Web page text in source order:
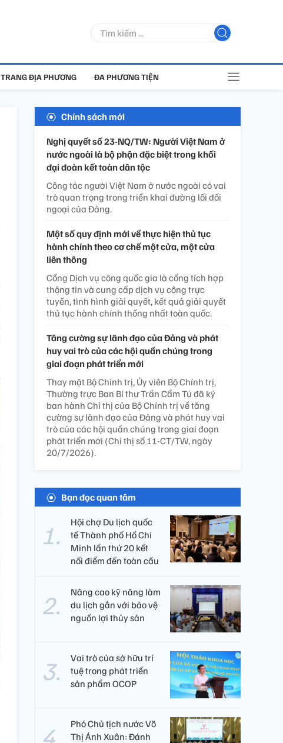
TRANG ĐỊA PHƯƠNG ĐA PHƯƠNG TIỆN
Chính sách mới
Nghị quyết số 23-NQ/TW: Người Việt Nam ở
nước ngoài là bộ phận đặc biệt trong khối
đại đoàn kết toàn dân tộc
Công tác người Việt Nam ở nước ngoài có vai
trò quan trọng trong triển khai đường lối đối
ngoại của Đảng.
Một số quy định mới về thực hiện thủ tục
hành chính theo cơ chế một cửa, một cửa
liên thông
Cổng Dịch vụ công quốc gia là cổng tích hợp
thông tin và cung cấp dịch vụ công trực
tuyến, tình hình giải quyết, kết quả giải quyết
thủ tục hành chính thống nhất toàn quốc.
Tăng cường sự lãnh đạo của Đảng và phát
huy vai trò của các hội quần chúng trong
giai đoạn phát triển mới
Thay mặt Bộ Chính trị, Ủy viên Bộ Chính trị,
Thường trực Ban Bí thư Trần Cẩm Tú đã ký
ban hành Chỉ thị của Bộ Chính trị về tăng
cường sự lãnh đạo của Đảng và phát huy vai
trò của các hội quần chúng trong giai đoạn
phát triển mới (Chỉ thị số 11-CT/TW, ngày
20/7/2026).
Bạn đọc quan tâm
Hội chợ Du lịch quốc
tế Thành phố Hồ Chí
Minh lần thứ 20 kết
nối điểm đến toàn cầu
Nâng cao kỹ năng làm
du lịch gắn với bảo vệ
nguồn lợi thủy sản
Vai trò của sở hữu trí
tuệ trong phát triển
sản phẩm OCOP
Phó Chủ tịch nước Võ
Thị Ánh Xuân: Đánh